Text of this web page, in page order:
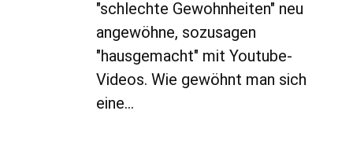
"schlechte Gewohnheiten" neu
angewöhne, sozusagen
"hausgemacht" mit Youtube-
Videos. Wie gewöhnt man sich
eine…